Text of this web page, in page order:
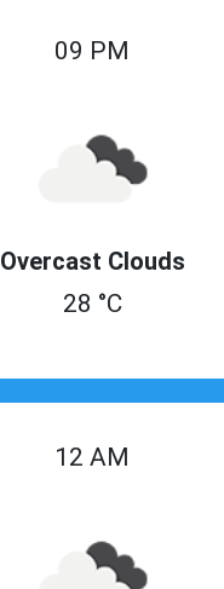
09 PM
Overcast Clouds
28 °C
12 AM